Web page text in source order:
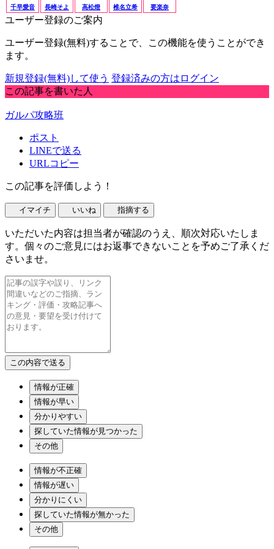
千早愛音 長崎そよ 高松燈 椎名立希 要楽奈
ユーザー登録のご案内
ユーザー登録(無料)することで、この機能を使うことができ
ます。
新規登録(無料)して使う 登録済みの方はログイン
この記事を書いた人
ガルパ攻略班
ポスト
LINEで送る
URLコピー
この記事を評価しよう！
イマイチ いいね 指摘する
いただいた内容は担当者が確認のうえ、順次対応いたしま
す。個々のご意見にはお返事できないことを予めご了承くだ
さいませ。
情報が正確
情報が早い
分かりやすい
探していた情報が見つかった
その他
情報が不正確
情報が遅い
分かりにくい
探していた情報が無かった
その他